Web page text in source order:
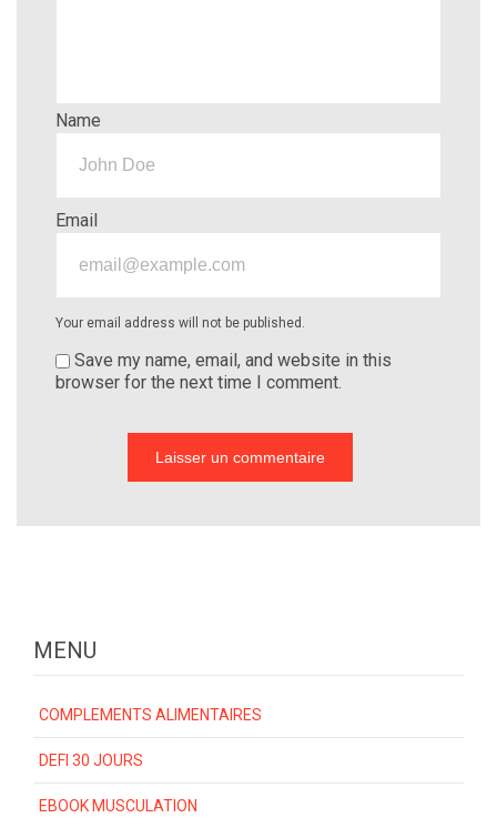
Name
Email
Your email address will not be published.
Save my name, email, and website in this
browser for the next time I comment.
MENU
COMPLEMENTS ALIMENTAIRES
DEFI 30 JOURS
EBOOK MUSCULATION